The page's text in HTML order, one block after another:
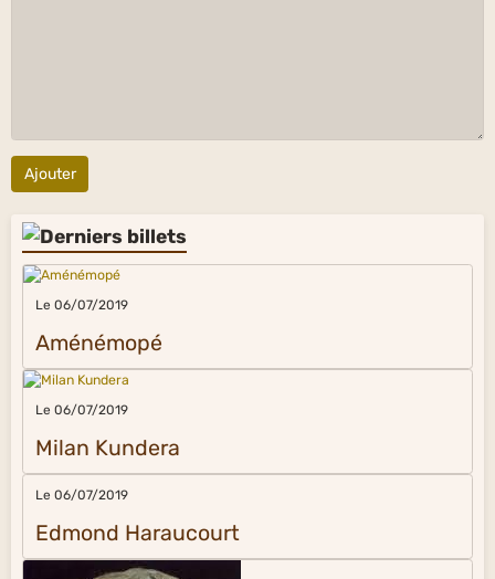
Ajouter
Le 06/07/2019
Aménémopé
Le 06/07/2019
Milan Kundera
Le 06/07/2019
Edmond Haraucourt